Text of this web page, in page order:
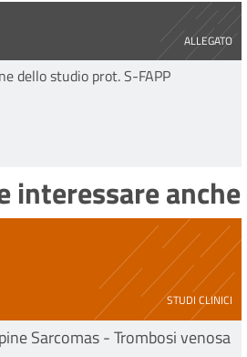
ALLEGATO
dello studio prot. S-FAPP
interessare anche
STUDI CLINICI
Sarcomas - Trombosi venosa